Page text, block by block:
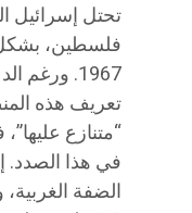
تحتل إسرائيل
فلسطين، بشكل
1967. ورغم
تعريف هذه
“متنازع
في هذا الصدد.
الضفة